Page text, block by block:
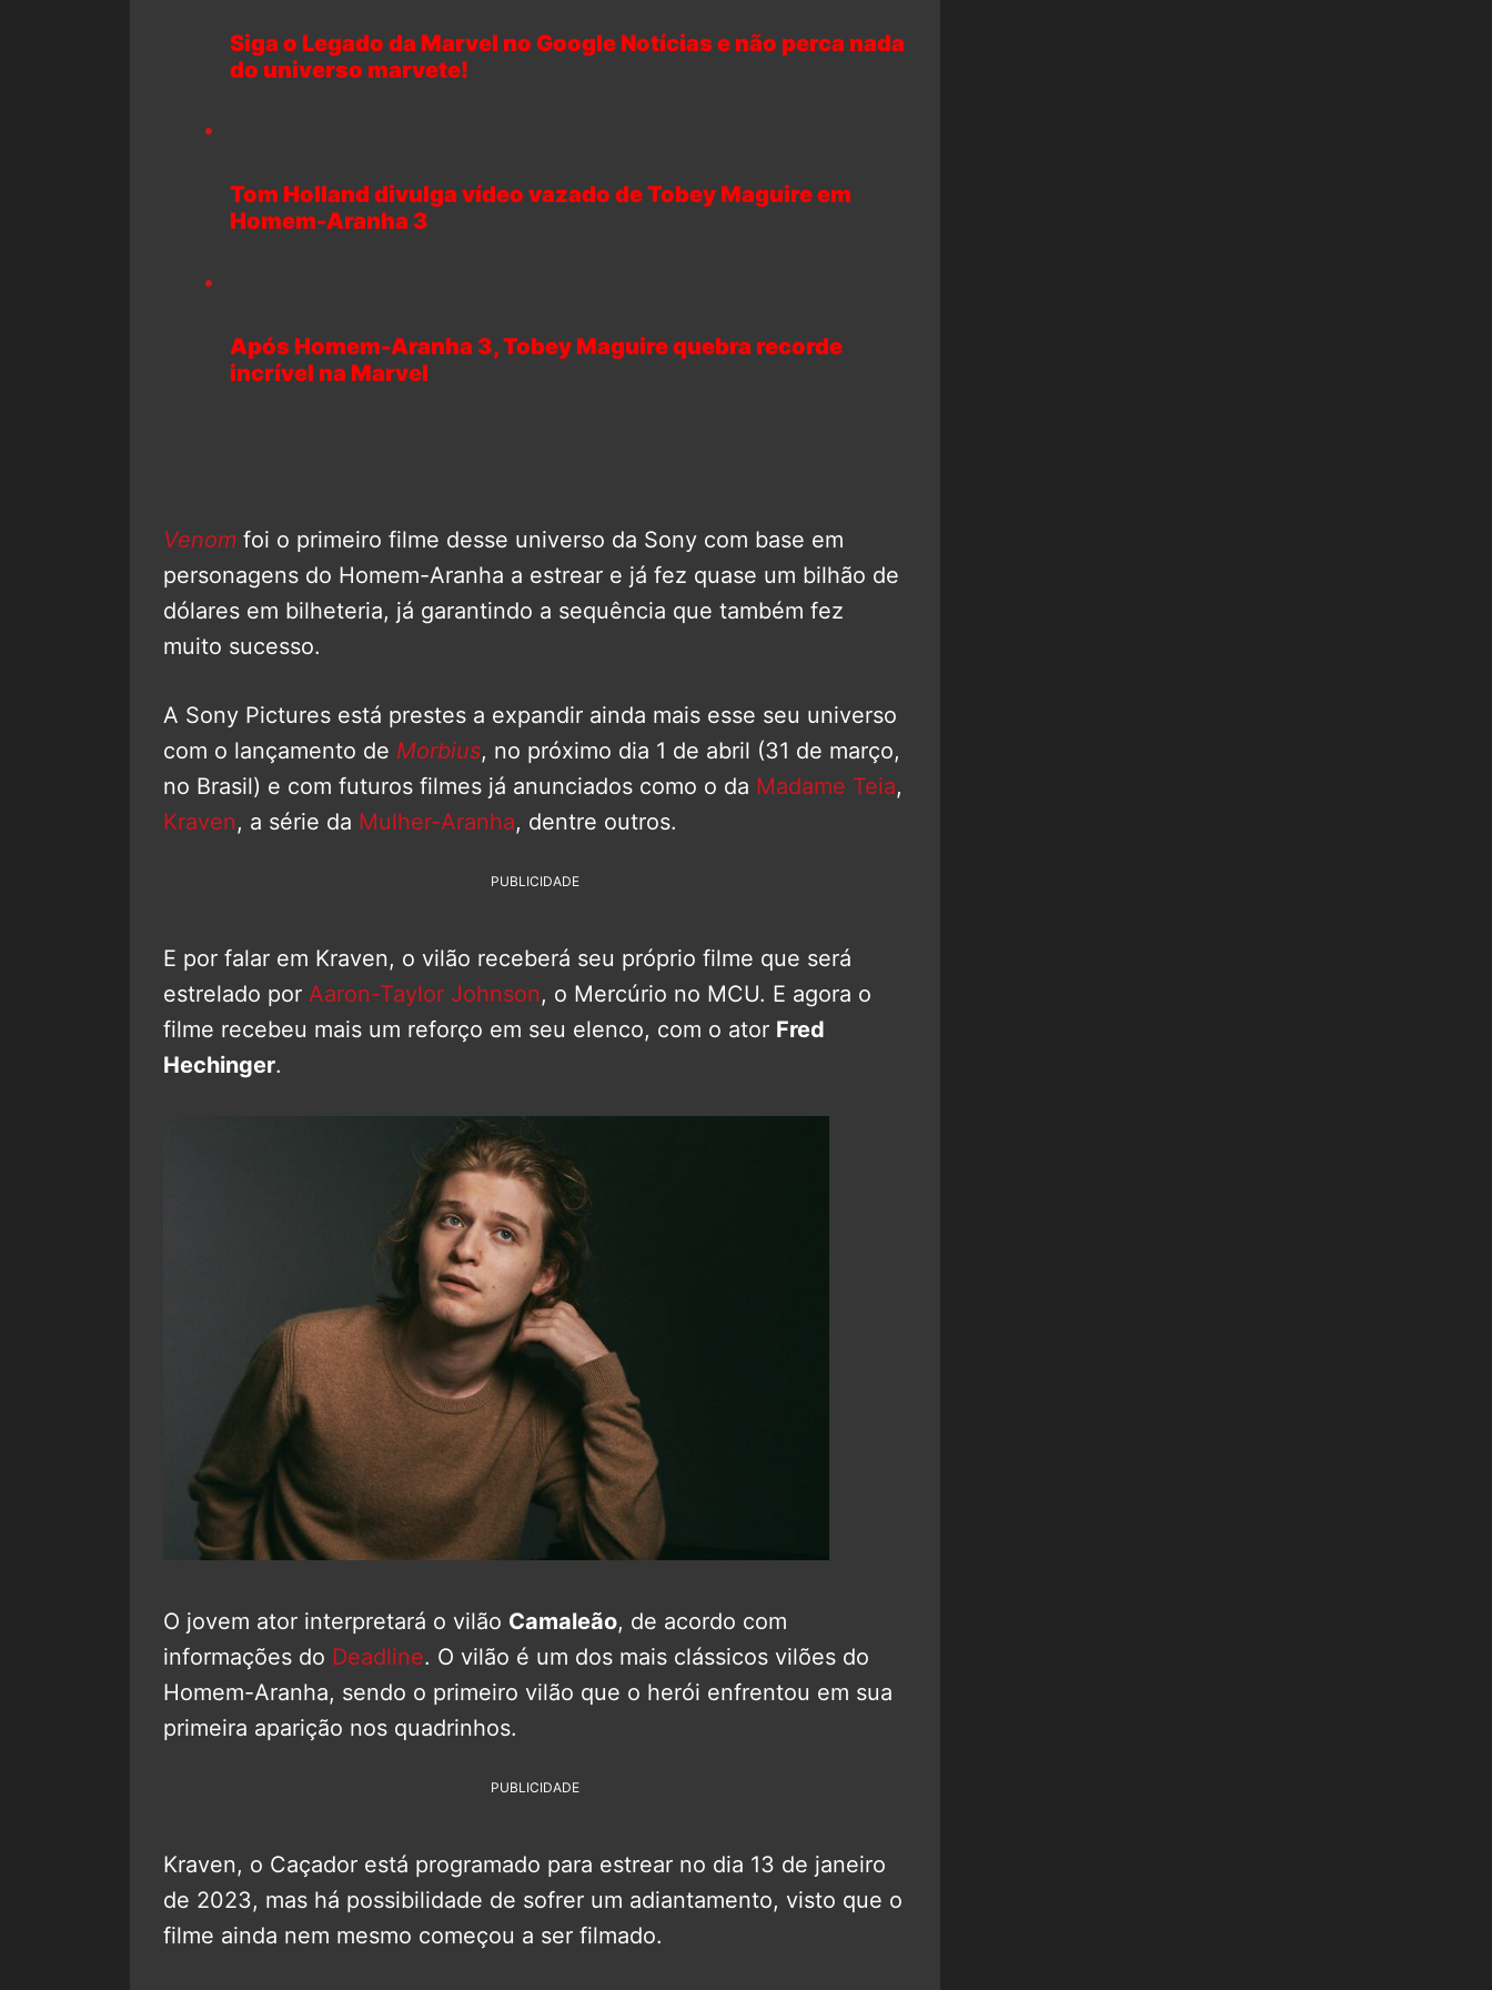
Siga o Legado da Marvel no Google Notícias e não perca nada
do universo marvete!
Tom Holland divulga vídeo vazado de Tobey Maguire em
Homem-Aranha 3
Após Homem-Aranha 3, Tobey Maguire quebra recorde
incrível na Marvel
Venom foi o primeiro filme desse universo da Sony com base em
personagens do Homem-Aranha a estrear e já fez quase um bilhão de
dólares em bilheteria, já garantindo a sequência que também fez
muito sucesso.
A Sony Pictures está prestes a expandir ainda mais esse seu universo
com o lançamento de Morbius, no próximo dia 1 de abril (31 de março,
no Brasil) e com futuros filmes já anunciados como o da Madame Teia,
Kraven, a série da Mulher-Aranha, dentre outros.
PUBLICIDADE
E por falar em Kraven, o vilão receberá seu próprio filme que será
estrelado por Aaron-Taylor Johnson, o Mercúrio no MCU. E agora o
filme recebeu mais um reforço em seu elenco, com o ator Fred
Hechinger.
O jovem ator interpretará o vilão Camaleão, de acordo com
informações do Deadline. O vilão é um dos mais clássicos vilões do
Homem-Aranha, sendo o primeiro vilão que o herói enfrentou em sua
primeira aparição nos quadrinhos.
PUBLICIDADE
Kraven, o Caçador está programado para estrear no dia 13 de janeiro
de 2023, mas há possibilidade de sofrer um adiantamento, visto que o
filme ainda nem mesmo começou a ser filmado.